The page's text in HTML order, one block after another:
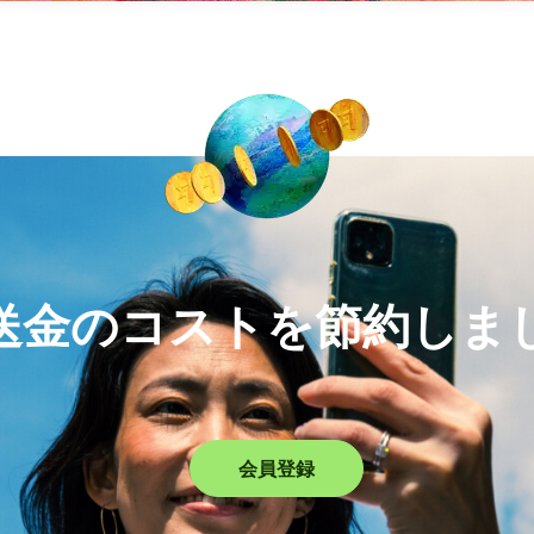
金のコストを節約しま
会員登録